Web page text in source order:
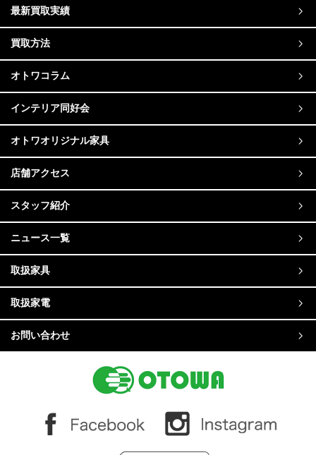
最新買取実績
買取方法
オトワコラム
インテリア同好会
オトワオリジナル家具
店舗アクセス
スタッフ紹介
ニュース一覧
取扱家具
取扱家電
お問い合わせ